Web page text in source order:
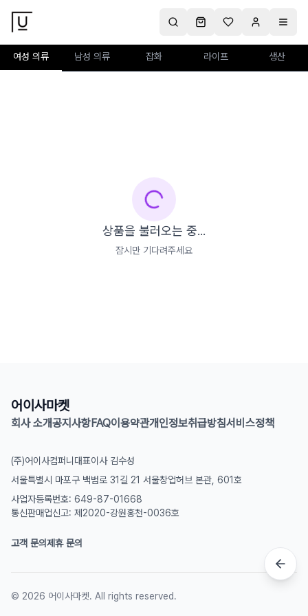
여성 의류 남성 의류 잡화 라이프 생산
상품을 불러오는 중...
잠시만 기다려주세요
어이사마켓
회사 소개공지사항FAQ이용약관개인정보취급방침서비스정책
(주)어이사컴퍼니 대표이사 김수성
서울특별시 마포구 백범로 31길 21 서울창업허브 본관, 601호
사업자등록번호: 649-87-01668
통신판매업신고: 제2020-강원홍천-0036호
고객 문의제휴 문의
© 2026 어이사마켓. All rights reserved.